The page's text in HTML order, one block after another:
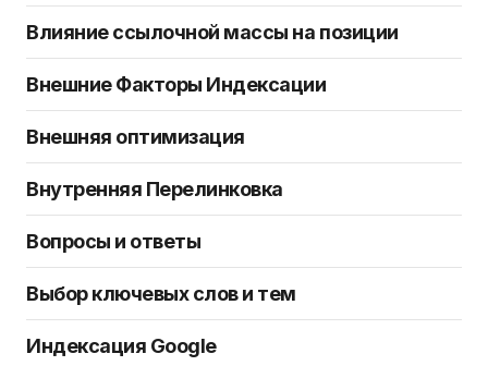
Влияние ссылочной массы на позиции
Внешние Факторы Индексации
Внешняя оптимизация
Внутренняя Перелинковка
Вопросы и ответы
Выбор ключевых слов и тем
Индексация Google